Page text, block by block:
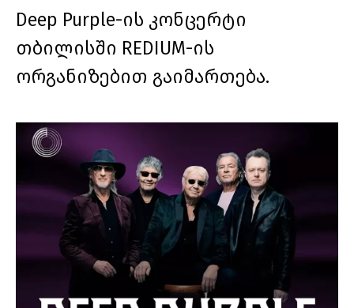
Deep Purple-ის კონცერტი
თბილისში REDIUM-ის
ორგანიზებით გაიმართება.